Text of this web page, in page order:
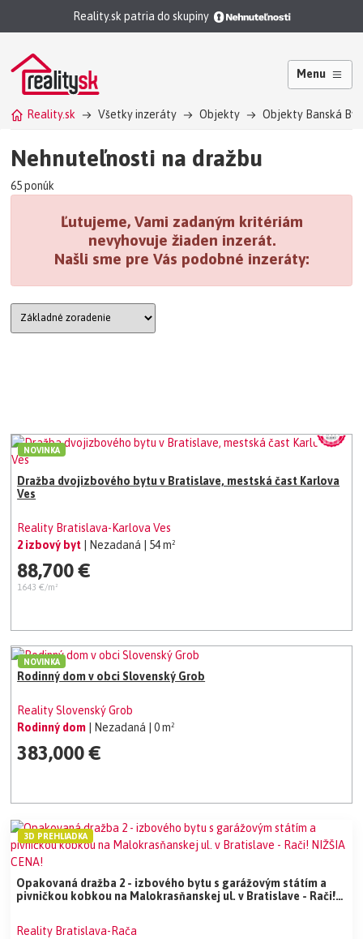
Reality.sk patria do skupiny
Menu
Reality.sk Všetky inzeráty Objekty Objekty Banská
Nehnuteľnosti na dražbu
65 ponúk
Ľutujeme, Vami zadaným kritériám
nevyhovuje žiaden inzerát.
Našli sme pre Vás podobné inzeráty:
Dražba dvojizbového bytu v Bratislave, mestská čast Karlova
Ves
Reality Bratislava-Karlova Ves
2 izbový byt
| Nezadaná | 54 m²
88,700 €
1643 €/m²
NOVINKA
Rodinný dom v obci Slovenský Grob
Reality Slovenský Grob
Rodinný dom
| Nezadaná | 0 m²
383,000 €
NOVINKA
Opakovaná dražba 2 - izbového bytu s garážovým státím a
pivničkou kobkou na Malokrasňanskej ul. v Bratislave - Rači!
Reality Bratislava-Rača
3D PREHLIADKA